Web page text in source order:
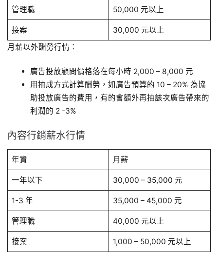
管理職 50,000 元以上
接案
30,000 元以上
月薪以外酬勞行情：
廣告投放顧問價格落在每小時 2,000 – 8,000 元
用抽成方式計算酬勞，如廣告預算的 10 – 20% 為協
助投放廣告的費用，有的會額外再抽該次廣告帶來的
利潤的 2 -3%
內容行銷薪水行情
年資 月薪
一年以下 30,000 – 35,000 元
1-3 年 35,000 – 45,000 元
管理職 40,000 元以上
接案
1,000 – 50,000 元以上